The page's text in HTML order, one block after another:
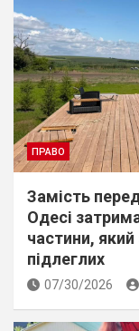
ПРАВО
Замість
Одесі
частини,
підлеглих
07/30/2026